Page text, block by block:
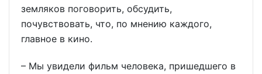
земляков поговорить, обсудить,
почувствовать, что, по мнению каждого,
главное в кино.
– Мы увидели фильм человека, пришедшего в